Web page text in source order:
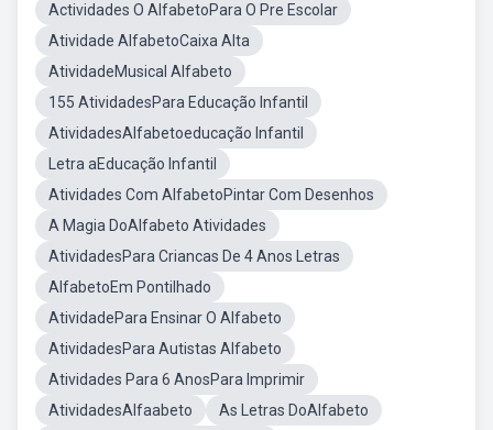
Actividades O AlfabetoPara O Pre Escolar
Atividade AlfabetoCaixa Alta
AtividadeMusical Alfabeto
155 AtividadesPara Educação Infantil
AtividadesAlfabetoeducação Infantil
Letra aEducação Infantil
Atividades Com AlfabetoPintar Com Desenhos
A Magia DoAlfabeto Atividades
AtividadesPara Criancas De 4 Anos Letras
AlfabetoEm Pontilhado
AtividadePara Ensinar O Alfabeto
AtividadesPara Autistas Alfabeto
Atividades Para 6 AnosPara Imprimir
AtividadesAlfaabeto
As Letras DoAlfabeto